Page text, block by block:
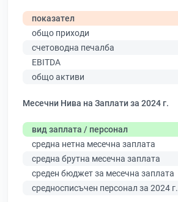
показател
общо приходи
счетоводна печалба
EBITDA
общо активи
Месечни Нива на Заплати за 2024 г.
вид заплата / персонал
средна нетна месечна заплата
средна брутна месечна заплата
среден бюджет за месечна заплата
средносписъчен персонал за 2024 г.